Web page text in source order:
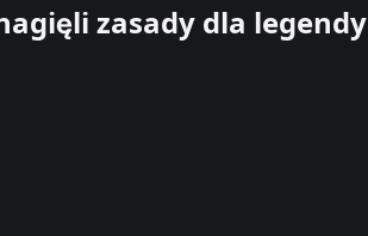
zasady dla legendy